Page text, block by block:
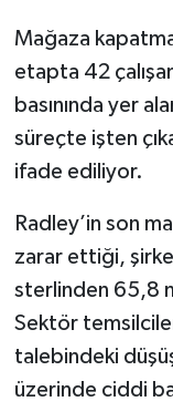
Mağaza
etapta 42
basınında yer
süreçte işten
ifade ediliyor.
Radley’in son
zarar ettiği,
sterlinden 65,8
Sektör
talebindeki
üzerinde ciddi